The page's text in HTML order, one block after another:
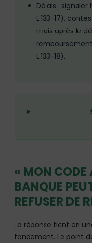
Délais : signaler
L.133-17),
mois après le
L.133-18).
« MON CODE
BANQUE
REFUSER DE
La réponse tient en
fondement. Le point